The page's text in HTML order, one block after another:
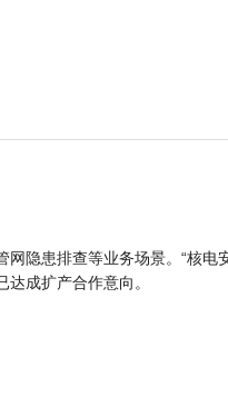
隐患排查等业务场景。“核电
成扩产合作意向。